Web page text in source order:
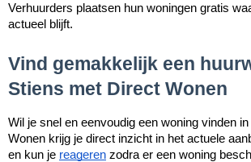
Verhuurders plaatsen hun woningen gratis
actueel blijft.
Vind gemakkelijk een
Stiens met Direct Wonen
Wil je snel en eenvoudig een woning vinden
Wonen krijg je direct inzicht in het actuele
en kun je reageren zodra er een woning